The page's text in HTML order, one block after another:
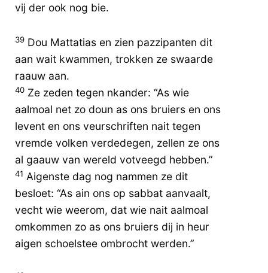
vij der ook nog bie.
39 Dou Mattatias en zien pazzipanten dit
aan wait kwammen, trokken ze swaarde
raauw aan.
40 Ze zeden tegen nkander: “As wie
aalmoal net zo doun as ons bruiers en ons
levent en ons veurschriften nait tegen
vremde volken verdedegen, zellen ze ons
al gaauw van wereld votveegd hebben.”
41 Aigenste dag nog nammen ze dit
besloet: “As ain ons op sabbat aanvaalt,
vecht wie weerom, dat wie nait aalmoal
omkommen zo as ons bruiers dij in heur
aigen schoelstee ombrocht werden.”